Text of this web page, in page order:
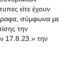
είτε έχουν
σύμφωνα με
την
17.8.23.» την